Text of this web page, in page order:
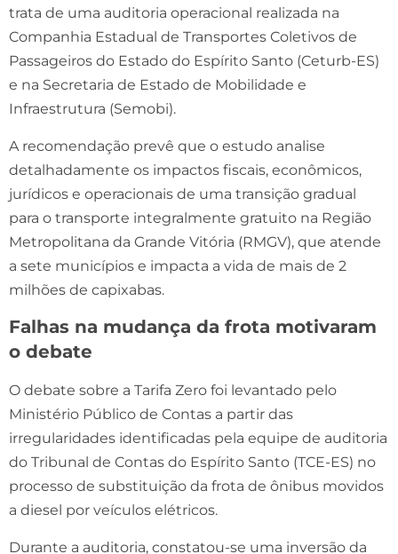
trata de uma auditoria operacional realizada na
Companhia Estadual de Transportes Coletivos de
Passageiros do Estado do Espírito Santo (Ceturb-ES)
e na Secretaria de Estado de Mobilidade e
Infraestrutura (Semobi).
A recomendação prevê que o estudo analise
detalhadamente os impactos fiscais, econômicos,
jurídicos e operacionais de uma transição gradual
para o transporte integralmente gratuito na Região
Metropolitana da Grande Vitória (RMGV), que atende
a sete municípios e impacta a vida de mais de 2
milhões de capixabas.
Falhas na mudança da frota motivaram
o debate
O debate sobre a Tarifa Zero foi levantado pelo
Ministério Público de Contas a partir das
irregularidades identificadas pela equipe de auditoria
do Tribunal de Contas do Espírito Santo (TCE-ES) no
processo de substituição da frota de ônibus movidos
a diesel por veículos elétricos.
Durante a auditoria, constatou-se uma inversão da